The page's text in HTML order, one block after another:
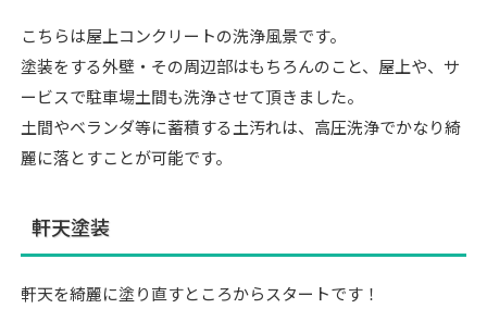
こちらは屋上コンクリートの洗浄風景です。
塗装をする外壁・その周辺部はもちろんのこと、屋上や、サ
ービスで駐車場土間も洗浄させて頂きました。
土間やベランダ等に蓄積する土汚れは、高圧洗浄でかなり綺
麗に落とすことが可能です。
軒天塗装
軒天を綺麗に塗り直すところからスタートです！